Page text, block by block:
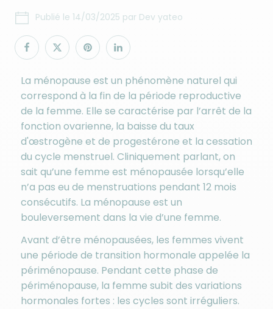
Publié le 14/03/2025 par Dev yateo
La ménopause est un phénomène naturel qui
correspond à la fin de la période reproductive
de la femme. Elle se caractérise par l’arrêt de la
fonction ovarienne, la baisse du taux
d'œstrogène et de progestérone et la cessation
du cycle menstruel. Cliniquement parlant, on
sait qu’une femme est ménopausée lorsqu’elle
n’a pas eu de menstruations pendant 12 mois
consécutifs. La ménopause est un
bouleversement dans la vie d’une femme.
Avant d’être ménopausées, les femmes vivent
une période de transition hormonale appelée la
périménopause. Pendant cette phase de
périménopause, la femme subit des variations
hormonales fortes : les cycles sont irréguliers.